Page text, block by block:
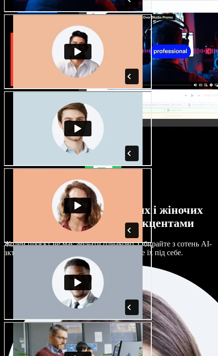
Великий вибір чоловічих і жіночих
голосів з будь-якими акцентами
Жоден проєкт не має звучати однаково. Обирайте з сотень AI-
акторів і акцентів та гнучко налаштовуйте їх під себе.